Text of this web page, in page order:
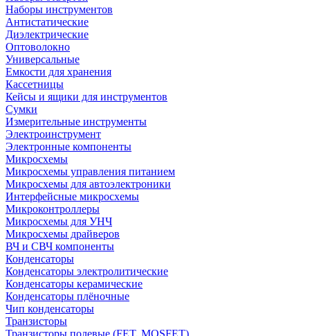
Наборы инструментов
Антистатические
Диэлектрические
Оптоволокно
Универсальные
Емкости для хранения
Кассетницы
Кейсы и ящики для инструментов
Сумки
Измерительные инструменты
Электроинструмент
Электронные компоненты
Микросхемы
Микросхемы управления питанием
Микросхемы для автоэлектроники
Интерфейсные микросхемы
Микроконтроллеры
Микросхемы для УНЧ
Микросхемы драйверов
ВЧ и СВЧ компоненты
Конденсаторы
Конденсаторы электролитические
Конденсаторы керамические
Конденсаторы плёночные
Чип конденсаторы
Транзисторы
Транзисторы полевые (FET, MOSFET)